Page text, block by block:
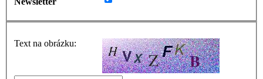
Text na obrázku: